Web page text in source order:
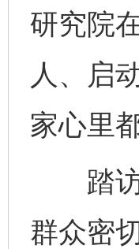
研究院
人、启
家心里
踏访
群众密